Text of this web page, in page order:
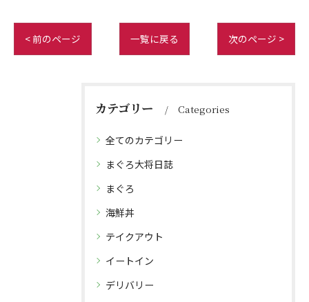
< 前のページ 一覧に戻る 次のページ >
カテゴリー Categories
全てのカテゴリー
まぐろ大将日誌
まぐろ
海鮮丼
テイクアウト
イートイン
デリバリー